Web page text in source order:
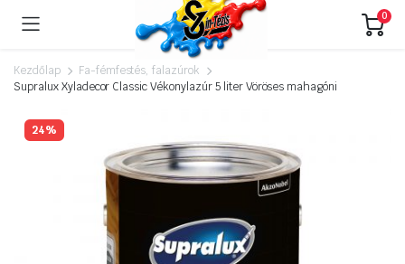
0
Kezdőlap
Fa-fémfestés, falazúrok
Supralux Xyladecor Classic Vékonylazúr 5 liter Vöröses mahagóni
24%